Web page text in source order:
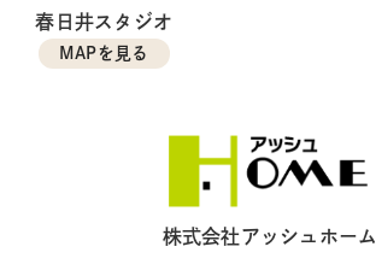
春日井スタジオ
MAPを見る
株式会社アッシュホーム